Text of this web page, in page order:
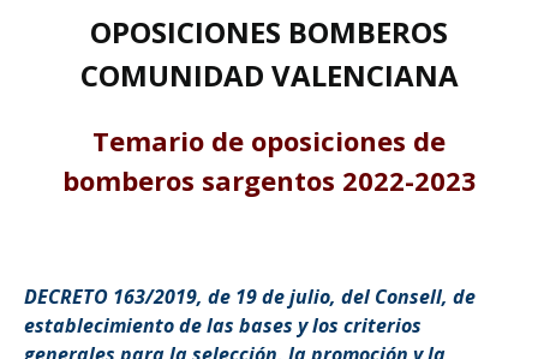
OPOSICIONES BOMBEROS
COMUNIDAD VALENCIANA
Temario de oposiciones de
bomberos sargentos 2022-2023
DECRETO 163/2019, de 19 de julio, del Consell, de
establecimiento de las bases y los criterios